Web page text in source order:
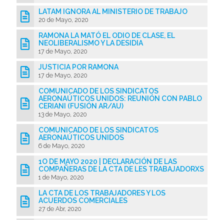
LATAM IGNORA AL MINISTERIO DE TRABAJO
20 de Mayo, 2020
RAMONA LA MATÓ EL ODIO DE CLASE, EL
NEOLIBERALISMO Y LA DESIDIA
17 de Mayo, 2020
JUSTICIA POR RAMONA
17 de Mayo, 2020
COMUNICADO DE LOS SINDICATOS
AERONAÚTICOS UNIDOS: REUNIÓN CON PABLO
CERIANI (FUSIÓN AR/AU)
13 de Mayo, 2020
COMUNICADO DE LOS SINDICATOS
AERONAÚTICOS UNIDOS
6 de Mayo, 2020
1O DE MAYO 2020 | DECLARACIÓN DE LAS
COMPAÑERAS DE LA CTA DE LES TRABAJADORXS
1 de Mayo, 2020
LA CTA DE LOS TRABAJADORES Y LOS
ACUERDOS COMERCIALES
27 de Abr, 2020